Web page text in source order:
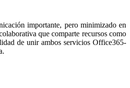
importante, pero minimizado en
que comparte recursos como
de unir ambos servicios Office365-